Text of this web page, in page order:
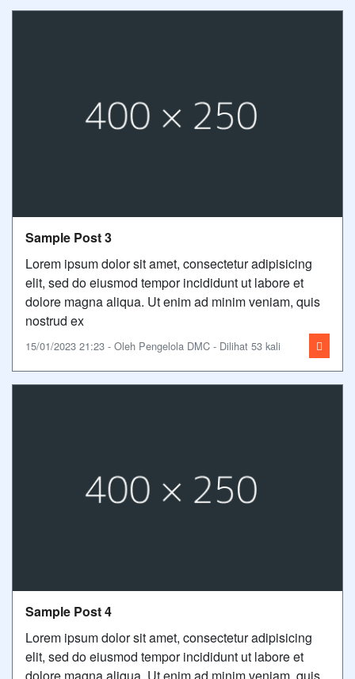
Sample Post 3
Lorem ipsum dolor sit amet, consectetur adipisicing
elit, sed do eiusmod tempor incididunt ut labore et
dolore magna aliqua. Ut enim ad minim veniam, quis
nostrud ex
15/01/2023 21:23 - Oleh Pengelola DMC - Dilihat 53 kali
Sample Post 4
Lorem ipsum dolor sit amet, consectetur adipisicing
elit, sed do eiusmod tempor incididunt ut labore et